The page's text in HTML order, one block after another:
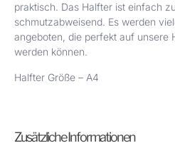
praktisch. Das Halfter ist einfach
schmutzabweisend. Es werden
angeboten, die perfekt auf unsere
werden können.
Halfter Größe – A4
Zusätzliche Informationen